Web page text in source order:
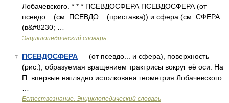
Лобачевского. * * * ПСЕВДОСФЕРА ПСЕВДОСФЕРА (от
псевдо... (см. ПСЕВДО... (приставка)) и сфера (см. СФЕРА
(в&#8230; …
Энциклопедический словарь
7 ПСЕВДОСФЕРА — (от псевдо... и сфера), поверхность
(рис.), образуемая вращением трактрисы вокруг её оси. На
П. впервые наглядно истолкована геометрия Лобачевского
Естествознание. Энциклопедический словарь